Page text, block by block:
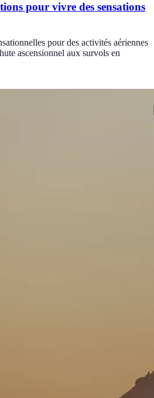
pour vivre des sensations
pour des activités aériennes
ascensionnel aux survols en